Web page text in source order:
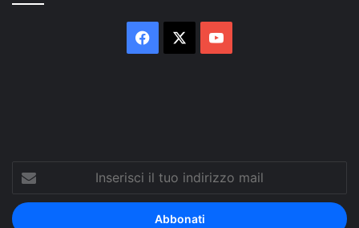
Facebook
Inserisci
tuo
indirizzo